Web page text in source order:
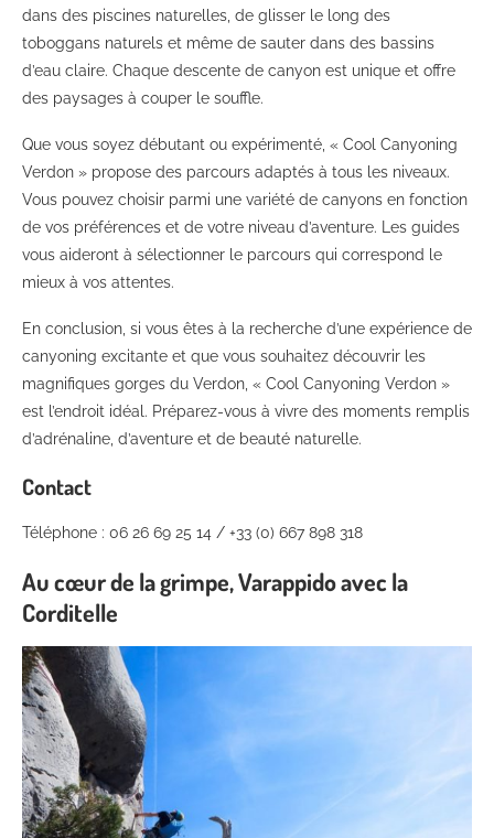
dans des piscines naturelles, de glisser le long des
toboggans naturels et même de sauter dans des bassins
d’eau claire. Chaque descente de canyon est unique et offre
des paysages à couper le souffle.
Que vous soyez débutant ou expérimenté, « Cool Canyoning
Verdon » propose des parcours adaptés à tous les niveaux.
Vous pouvez choisir parmi une variété de canyons en fonction
de vos préférences et de votre niveau d’aventure. Les guides
vous aideront à sélectionner le parcours qui correspond le
mieux à vos attentes.
En conclusion, si vous êtes à la recherche d’une expérience de
canyoning excitante et que vous souhaitez découvrir les
magnifiques gorges du Verdon, « Cool Canyoning Verdon »
est l’endroit idéal. Préparez-vous à vivre des moments remplis
d’adrénaline, d’aventure et de beauté naturelle.
Contact
Téléphone : 06 26 69 25 14 / +33 (0) 667 898 318
Au cœur de la grimpe, Varappido avec la
Corditelle